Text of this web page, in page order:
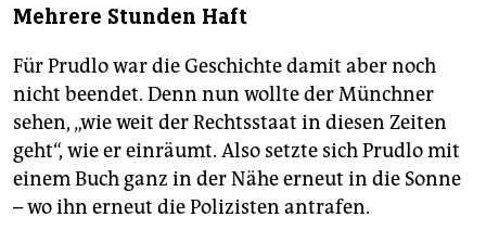
Mehrere Stunden Haft
Für Prudlo war die Geschichte damit aber noch
nicht beendet. Denn nun wollte der Münchner
sehen, „wie weit der Rechtsstaat in diesen Zeiten
geht“, wie er einräumt. Also setzte sich Prudlo mit
einem Buch ganz in der Nähe erneut in die Sonne
– wo ihn erneut die Polizisten antrafen.